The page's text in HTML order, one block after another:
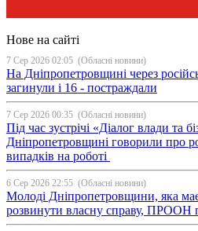
Нове на сайті
7 Сер 2026 02:05 (Обласні новини)
На Дніпропетровщині через
загинули і 16 - постраждали
7 Сер 2026 00:35 (Обласні новини)
Під час зустрічі «Діалог влади та
Дніпропетровщині говорили про
випадків на роботі
6 Сер 2026 22:55 (Обласні новини)
Молоді Дніпропетровщини, яка
розвинути власну справу, ПРООН